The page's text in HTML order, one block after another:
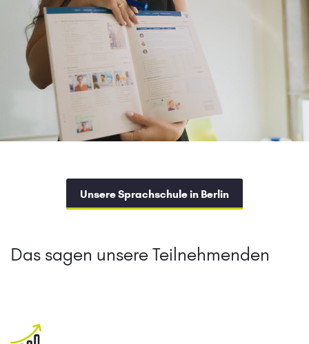
Unsere Sprachschule in Berlin
Das sagen unsere Teilnehmenden